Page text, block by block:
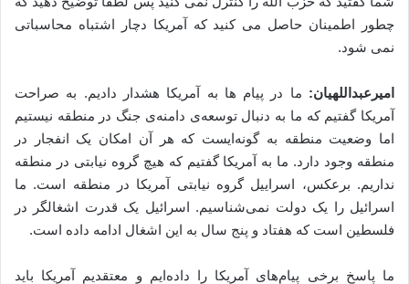
چطور اطمینان حاصل می کنید که آمریکا دچار اشتباه محاسباتی
نمی شود.
امیرعبداللهیان: ما در پیام ها به آمریکا هشدار دادیم. به صراحت
آمریکا گفتیم که ما به دنبال توسعه‌ی دامنه‌ی جنگ در منطقه نیستیم
اما وضعیت منطقه به گونه‌ایست که هر آن امکان یک انفجار در
منطقه وجود دارد. ما به آمریکا گفتیم که هیچ گروه نیابتی در منطقه
نداریم. برعکس، اسراییل گروه نیابتی آمریکا در منطقه است. ما
اسرائیل را یک دولت نمی‌شناسیم. اسرائیل یک قدرت اشغالگر در
فلسطین است که هفتاد و پنج سال به این اشغال ادامه داده است.
ما پاسخ برخی پیام‌های آمریکا را داده‌ایم و معتقدیم آمریکا باید